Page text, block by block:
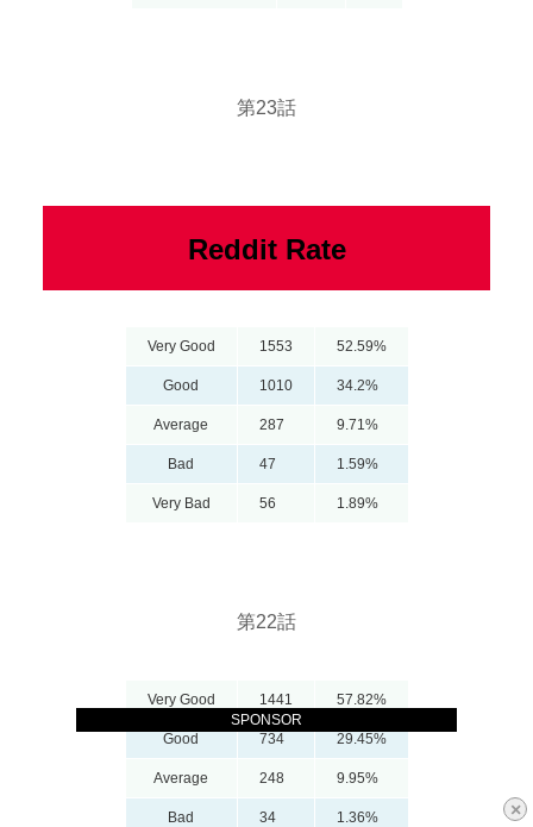
×
SPONSOR
第23話
Reddit Rate
Very Good 1553 52.59%
Good 1010 34.2%
Average 287 9.71%
Bad 47 1.59%
Very Bad 56 1.89%
第22話
Very Good 1441 57.82%
Good 734 29.45%
Average 248 9.95%
Bad 34 1.36%